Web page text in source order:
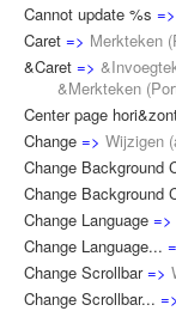
Cannot update %s =>
Caret => Merkteken (
&Caret =>
&Merkteken (
Center page
Change => Wijzigen (
Change Background
Change Background
Change Language =>
Change Language...
Change Scrollbar =>
Change Scrollbar... =>